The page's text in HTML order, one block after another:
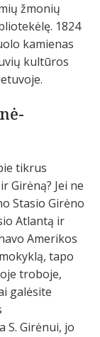
žmonių
1824
kamienas
kultūros
tikrus
Girėną? Jei ne
Stasio Girėno
Atlantą ir
Amerikos
tapo
troboje,
galėsite
S. Girėnui, jo